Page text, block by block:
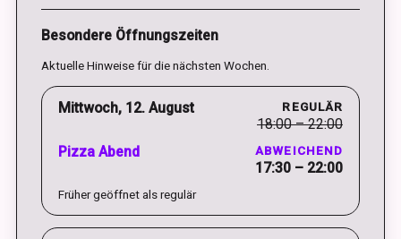
Besondere Öffnungszeiten
Aktuelle Hinweise für die nächsten Wochen.
Mittwoch, 12. August REGULÄR
18:00 – 22:00
Pizza Abend
ABWEICHEND
17:30 – 22:00
Früher geöffnet als regulär